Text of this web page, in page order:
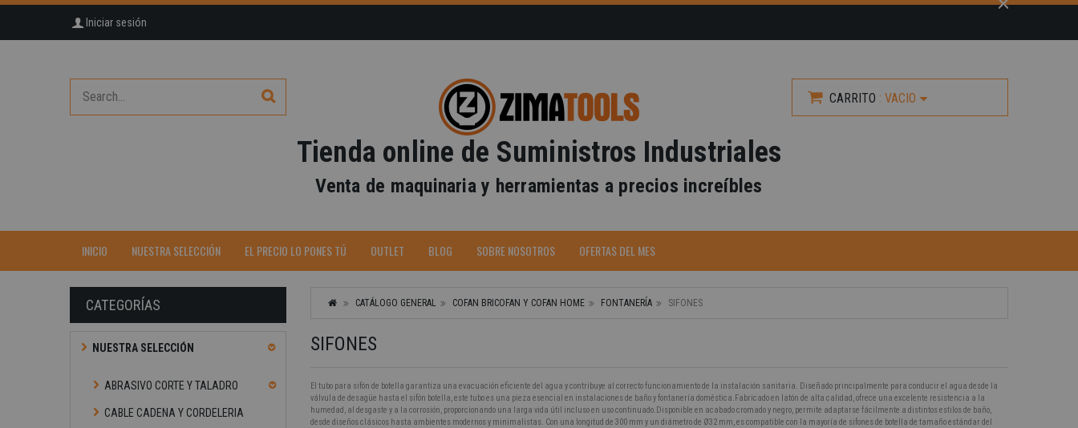
Iniciar sesión
CARRITO : VACIO
Tienda online de Suministros Industriales
Venta de maquinaria y herramientas a precios increíbles
INICIO NUESTRA SELECCIÓN EL PRECIO LO PONES TÚ OUTLET BLOG SOBRE NOSOTROS OFERTAS DEL MES
CATEGORÍAS
NUESTRA SELECCIÓN
ABRASIVO CORTE Y TALADRO
CABLE CADENA Y CORDELERIA
CATÁLOGO GENERAL COFAN BRICOFAN Y COFAN HOME FONTANERÍA SIFONES
SIFONES
El tubo para sifón de botella garantiza una evacuación eficiente del agua y contribuye al correcto funcionamiento de la instalación sanitaria. Diseñado principalmente para conducir el agua desde la
válvula de desagüe hasta el sifón botella, este tubo es una pieza esencial en instalaciones de baño y fontanería doméstica.Fabricado en latón de alta calidad, ofrece una excelente resistencia a la
humedad, al desgaste y a la corrosión, proporcionando una larga vida útil incluso en uso continuado.Disponible en acabado cromado y negro, permite adaptarse fácilmente a distintos estilos de baño,
desde diseños clásicos hasta ambientes modernos y minimalistas. Con una longitud de 300 mm y un diámetro de Ø32 mm, es compatible con la mayoría de sifones de botella de tamaño estándar del
-40%
-40% -40%